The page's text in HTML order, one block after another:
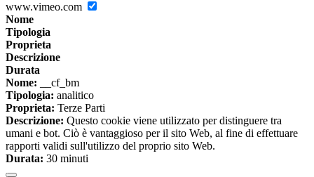
www.vimeo.com
Nome
Tipologia
Proprieta
Descrizione
Durata
Nome: __cf_bm
Tipologia: analitico
Proprieta: Terze Parti
Descrizione: Questo cookie viene utilizzato per distinguere tra
umani e bot. Ciò è vantaggioso per il sito Web, al fine di effettuare
rapporti validi sull'utilizzo del proprio sito Web.
Durata: 30 minuti